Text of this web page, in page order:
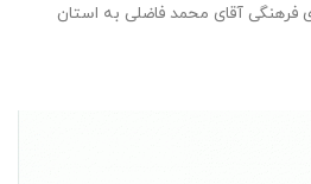
فرهنگی آقای محمد فاضلی به استان